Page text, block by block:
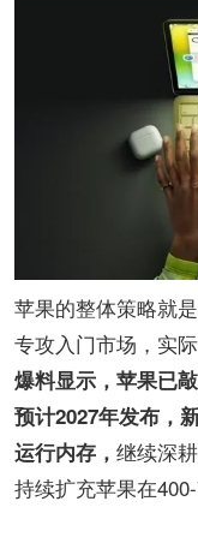
苹果的整体策略就
专攻入门市场，实
爆料显示，苹果已
预计2027年发布，
运行内存， 继续深
持续扩充苹果在